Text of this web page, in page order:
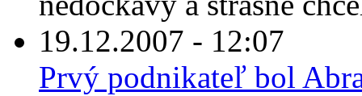
19.12.2007 - 12:07
Prvý podnikateľ bol